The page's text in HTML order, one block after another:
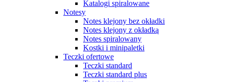
Katalogi spiralowane
Notesy
Notes klejony bez okładki
Notes klejony z okładką
Notes spiralowany
Kostki i minipaletki
Teczki ofertowe
Teczki standard
Teczki standard plus